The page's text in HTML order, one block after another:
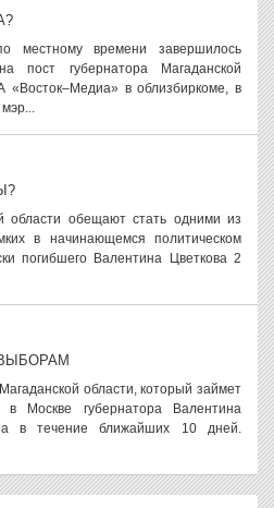
местному времени завершилось
пост губернатора Магаданской
«Восток–Медиа» в облизбиркоме, в
мэр...
области обещают стать одними из
в начинающемся политическом
погибшего Валентина Цветкова 2
области, который займет
Москве губернатора Валентина
в течение ближайших 10 дней.